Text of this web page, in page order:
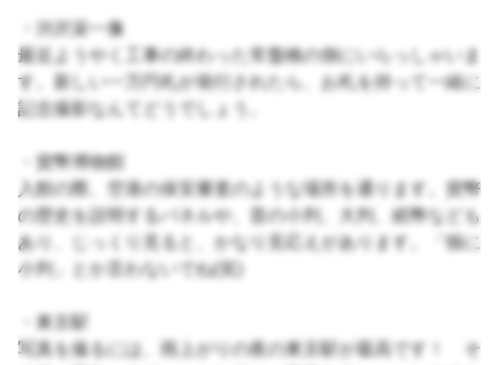
・渋沢栄一像
最近ようやく工事の終わった常盤橋の側にいらっしゃいま
す。新しい一万円札が発行されたら、お札を持って一緒に
記念撮影なんてどうでしょう。
・貨幣博物館
入館の際、空港の保安審査のような場所を通ります。貨幣
の歴史を説明するパネルや、昔の小判、大判、紙幣なども
あり、じっくり見ると、かなり見応えがあります。「猫に
小判」とか言わないでね(笑)
・東京駅
写真を撮るには、雨上がりの夜の東京駅が最高です！ そ